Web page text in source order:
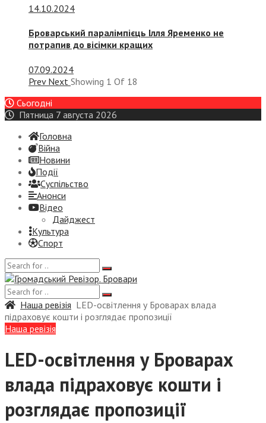
14.10.2024
Броварський паралімпієць Ілля Яременко не
потрапив до вісімки кращих
07.09.2024
Prev Next Showing 1 Of 18
Сьогодні
Пятница 7 августа 2026
Головна
Війна
Новини
Події
Суспiльство
Анонси
Відео
Дайджест
Культура
Спорт
Наша ревізія LED-освітлення у Броварах влада
підраховує кошти і розглядає пропозиції
Наша ревізія
LED-освітлення у Броварах
влада підраховує кошти і
розглядає пропозиції